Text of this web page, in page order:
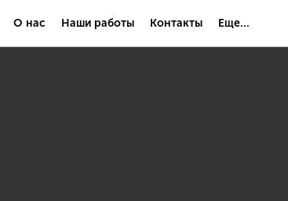
О нас Наши работы Контакты Еще...